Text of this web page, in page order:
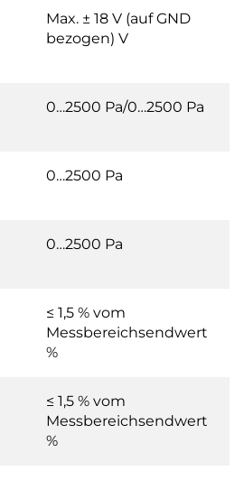
Max. ± 18 V (auf GND
bezogen) V
0…2500 Pa/0…2500 Pa
0…2500 Pa
0…2500 Pa
≤ 1,5 % vom
Messbereichsendwert
%
≤ 1,5 % vom
Messbereichsendwert
%